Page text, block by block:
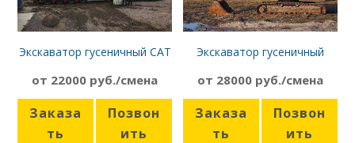
Экскаватор гусеничный CAT
от 22000 руб./смена
Заказа
ть
Позвон
ить
Экскаватор гусеничный
от 28000 руб./смена
Заказа
ть
Позвон
ить